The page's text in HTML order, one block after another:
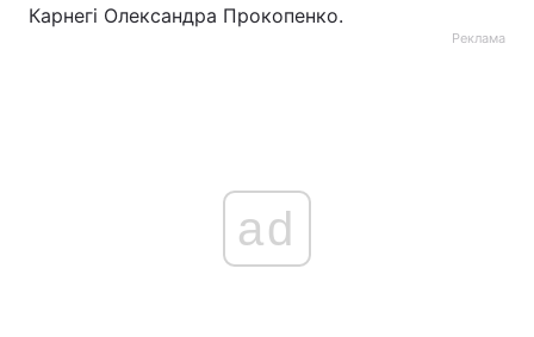
Карнегі Олександра Прокопенко.
Реклама
ad